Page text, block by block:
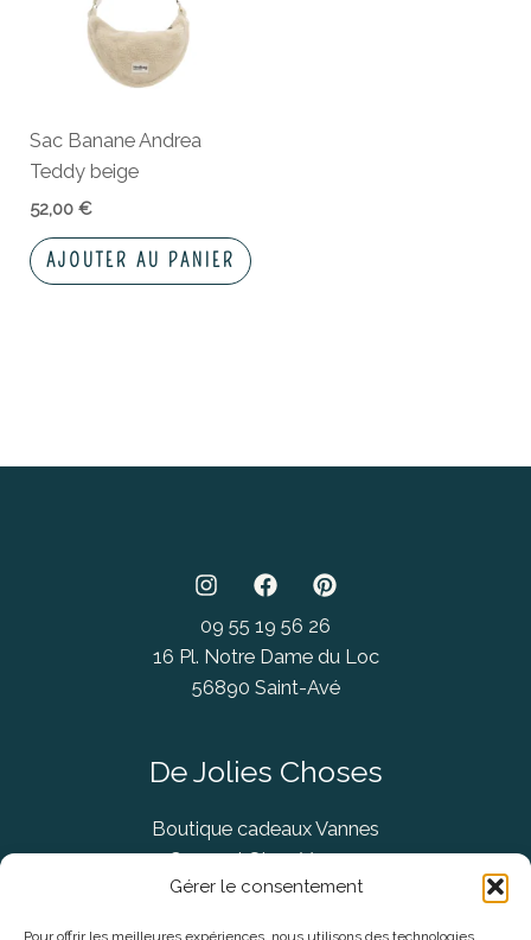
Gérer le consentement
Pour offrir les meilleures expériences, nous utilisons des technologies
Sac Banane Andrea
Teddy beige
52,00€
AJOUTER AU PANIER
09 55 19 56 26
16 Pl. Notre Dame du Loc
56890 Saint-Avé
De Jolies Choses
Boutique cadeaux Vannes
Concept Store Vannes